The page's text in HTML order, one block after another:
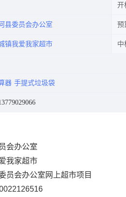
开
县委员会办公室 预
镇我爱我家超市 中
器 手提式垃圾袋
会办公室
我家超市
员会办公室网上超市项目